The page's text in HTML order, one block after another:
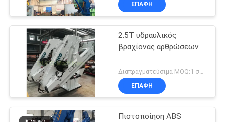
ΕΠΑΦΉ
2.5T υδραυλικός
βραχίονας αρθρώσεων
Διαπραγματεύσιμα MOQ:1 σύνολο
ΕΠΑΦΉ
Πιστοποίηση ABS